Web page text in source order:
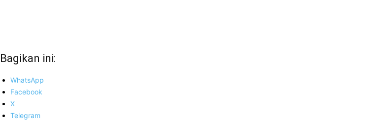
Bagikan ini:
WhatsApp
Facebook
X
Telegram